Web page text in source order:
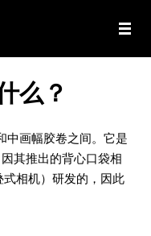
么？
中画幅胶卷之间。它是
其推出的背心口袋相
相机）研发的，因此